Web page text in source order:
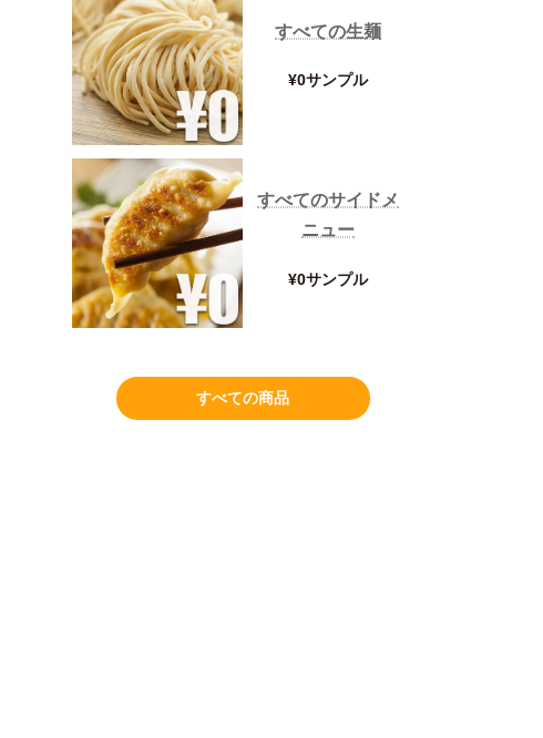
すべての生麺
¥0サンプル
すべてのサイドメ
ニュー
¥0サンプル
すべての商品